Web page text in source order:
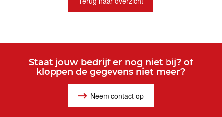
Staat jouw bedrijf er nog niet bij? of
kloppen de gegevens niet meer?
Neem contact op